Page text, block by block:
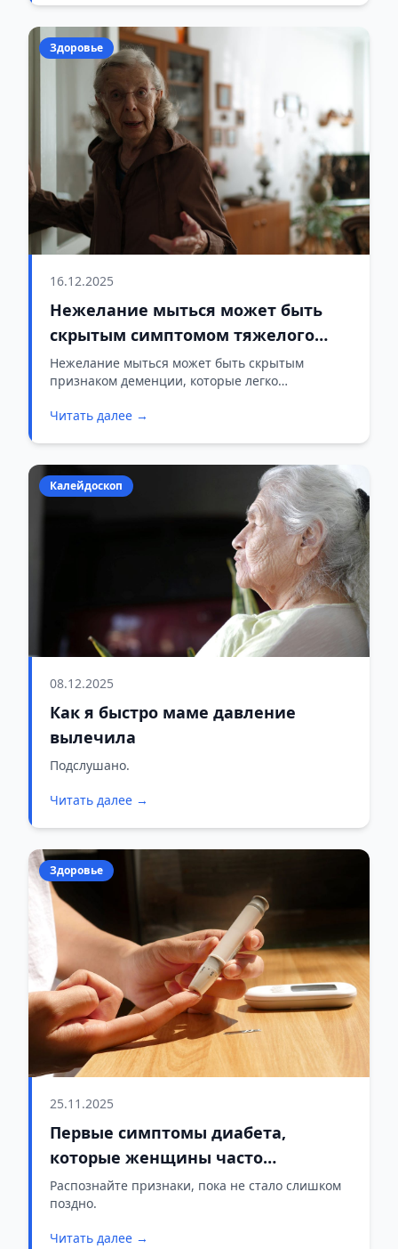
Здоровье
16.12.2025
Нежелание мыться может быть
скрытым симптомом тяжелого
заболевания
Нежелание мыться может быть скрытым
признаком деменции, которые легко
Читать далее →
Калейдоскоп
08.12.2025
Как я быстро маме давление
вылечила
Подслушано.
Читать далее →
Здоровье
25.11.2025
Первые симптомы диабета,
которые женщины часто
игнорируют
Распознайте признаки, пока не стало слишком
поздно.
Читать далее →